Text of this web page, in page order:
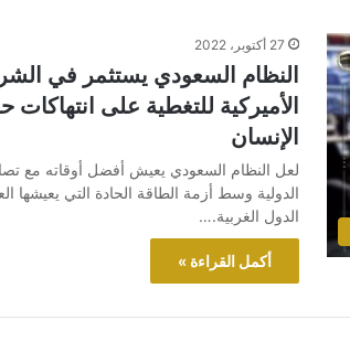
27 أكتوبر، 2022
النظام السعودي يستثمر في
الأميركية للتغطية على انتهاكات
الإنسان
لعل النظام السعودي يعيش أفضل أوقاته مع
الدولية وسط أزمة الطاقة الحادة التي يعيشها
الدول الغربية.…
أكمل القراءة »